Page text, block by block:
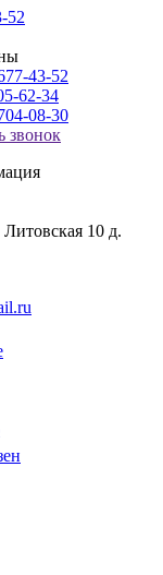
52
43-52
62-34
08-30
звонок
Литовская 10 д.